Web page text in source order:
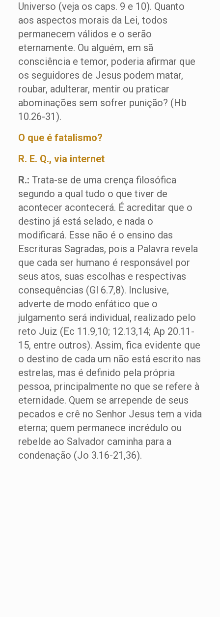
Universo (veja os caps. 9 e 10). Quanto
aos aspectos morais da Lei, todos
permanecem válidos e o serão
eternamente. Ou alguém, em sã
consciência e temor, poderia afirmar que
os seguidores de Jesus podem matar,
roubar, adulterar, mentir ou praticar
abominações sem sofrer punição? (Hb
10.26-31).
O que é fatalismo?
R. E. Q., via internet
R.: Trata-se de uma crença filosófica
segundo a qual tudo o que tiver de
acontecer acontecerá. É acreditar que o
destino já está selado, e nada o
modificará. Esse não é o ensino das
Escrituras Sagradas, pois a Palavra revela
que cada ser humano é responsável por
seus atos, suas escolhas e respectivas
consequências (Gl 6.7,8). Inclusive,
adverte de modo enfático que o
julgamento será individual, realizado pelo
reto Juiz (Ec 11.9,10; 12.13,14; Ap 20.11-
15, entre outros). Assim, fica evidente que
o destino de cada um não está escrito nas
estrelas, mas é definido pela própria
pessoa, principalmente no que se refere à
eternidade. Quem se arrepende de seus
pecados e crê no Senhor Jesus tem a vida
eterna; quem permanece incrédulo ou
rebelde ao Salvador caminha para a
condenação (Jo 3.16-21,36).